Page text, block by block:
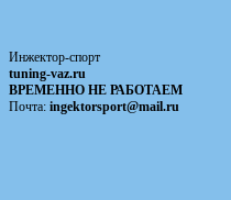
Инжектор-спорт
tuning-vaz.ru
ВРЕМЕННО НЕ РАБОТАЕМ
Почта:ingektorsport@mail.ru